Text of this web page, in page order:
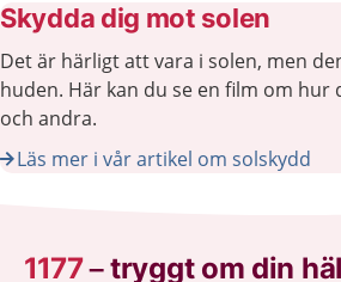
Skydda dig mot solen
Det är härligt att vara i solen, men
huden. Här kan du se en film om hur
och andra.
Läs mer i vår artikel om solskydd
1177–tryggt om din